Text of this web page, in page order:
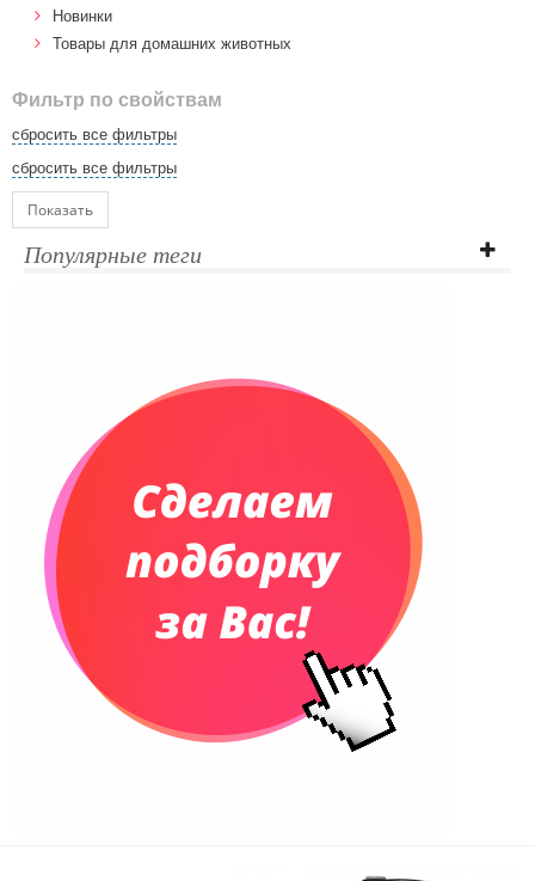
Новинки
Товары для домашних животных
Фильтр по свойствам
сбросить все фильтры
сбросить все фильтры
Показать
Популярные теги